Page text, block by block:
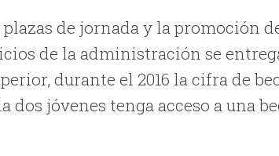
de jornada y la promoción
de la administración se
durante el 2016 la cifra de
dos jóvenes tenga acceso a una